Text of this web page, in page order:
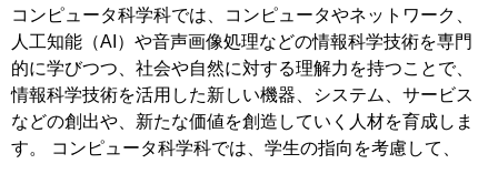
コンピュータ科学科では、コンピュータやネットワーク、
人工知能（AI）や音声画像処理などの情報科学技術を専門
的に学びつつ、社会や自然に対する理解力を持つことで、
情報科学技術を活用した新しい機器、システム、サービス
などの創出や、新たな価値を創造していく人材を育成しま
す。 コンピュータ科学科では、学生の指向を考慮して、